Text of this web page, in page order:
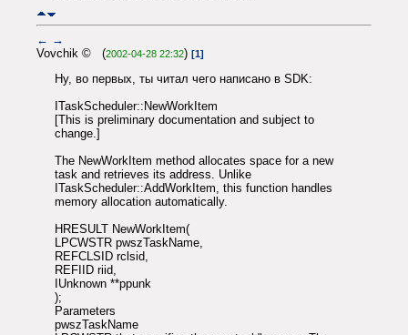
← →
Vovchik © (2002-04-28 22:32) [1]
Ну, во первых, ты читал чего написано в SDK:
ITaskScheduler::NewWorkItem
[This is preliminary documentation and subject to
change.]
The NewWorkItem method allocates space for a new
task and retrieves its address. Unlike
ITaskScheduler::AddWorkItem, this function handles
memory allocation automatically.
HRESULT NewWorkItem(
LPCWSTR pwszTaskName,
REFCLSID rclsid,
REFIID riid,
IUnknown **ppunk
);
Parameters
pwszTaskName